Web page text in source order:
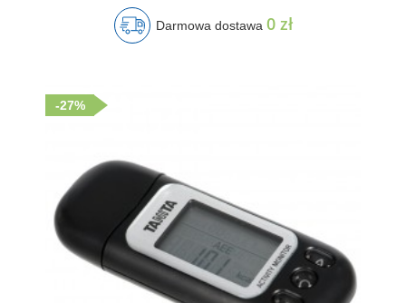
Darmowa dostawa 0 zł
-27%